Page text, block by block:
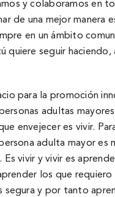
y colaboramos en
de una mejor manera
en un ámbito
quiere seguir haciendo,
para la promoción
adultas
envejecer es vivir.
adulta mayor es
vivir y vivir es
los que requiero
segura y por tanto